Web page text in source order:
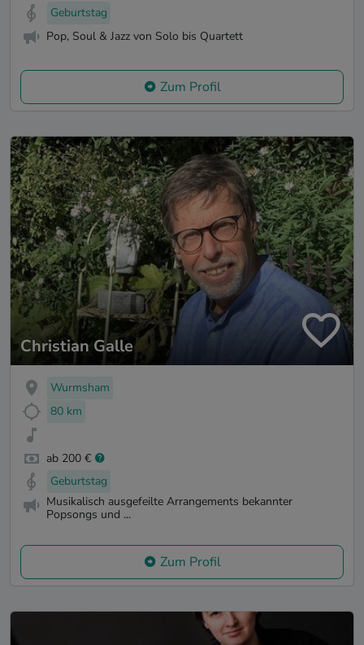
Geburtstag
Pop, Soul & Jazz von Solo bis Quartett
Zum Profil
Christian Galle
Wurmsham
80 km
ab 200 €
Geburtstag
Musikalisch ausgefeilte Arrangements bekannter
Popsongs und ...
Zum Profil